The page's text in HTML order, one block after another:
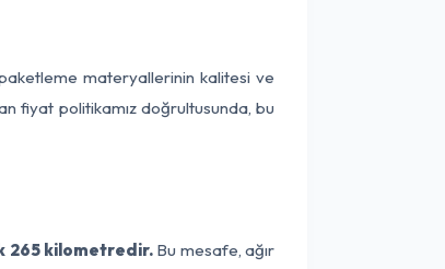
materyallerinin kalitesi ve
fiyat politikamız doğrultusunda, bu
265 kilometredir. Bu mesafe, ağır